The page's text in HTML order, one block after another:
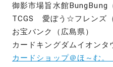
御影市場旨水館BungBung
TCGS 愛ぼう☆フレンズ（
お宝バンク（広島県）
カードキングダムイオンタ
カードショップ＠ほ～む